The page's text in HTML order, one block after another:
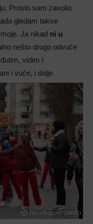
Prosto sam zavolio
gledam takve
Ja nikad ni u
nešto drugo odvuče
vidim i
i vuče, i dalje.